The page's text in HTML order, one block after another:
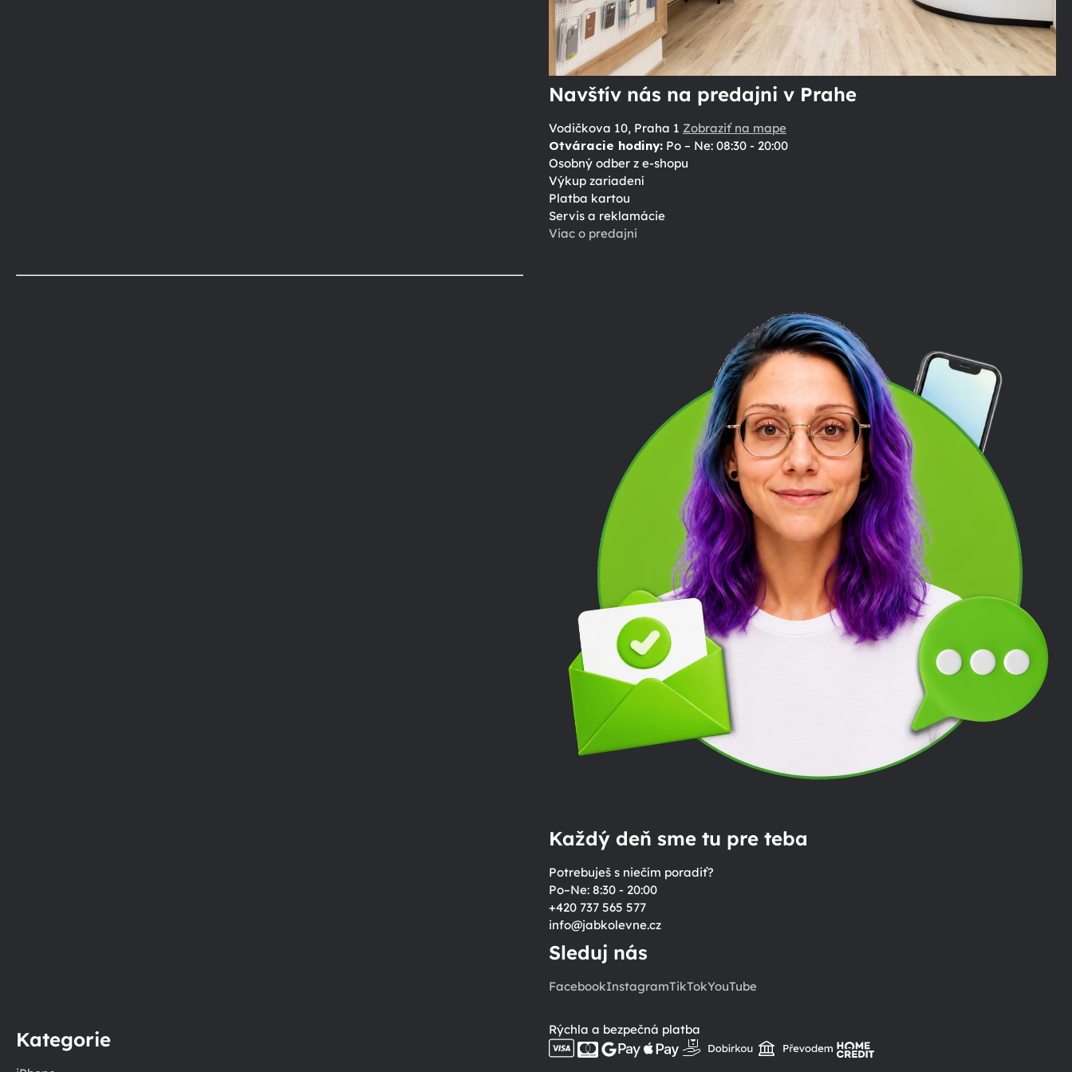
Navštív nás na predajni v Prahe
Vodičkova 10, Praha 1 Zobraziť na mape
Otváracie hodiny:Po – Ne: 08:30 - 20:00
Osobný odber z e-shopu
Výkup zariadení
Platba kartou
Servis a reklamácie
Viac o predajni
Každý deň sme tu pre teba
Potrebuješ s niečím poradiť?
Po–Ne: 8:30 - 20:00
+420 737 565 577
info@jabkolevne.cz
Sleduj nás
FacebookInstagramTikTokYouTube
Kategorie Rýchla a bezpečná platba